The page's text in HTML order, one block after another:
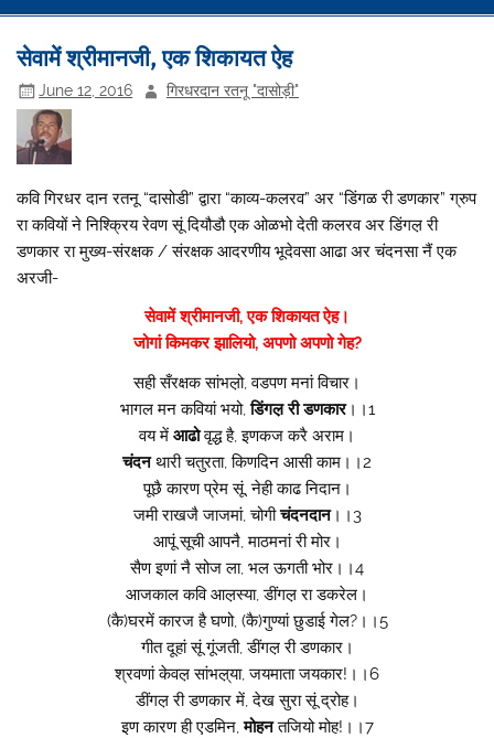
सेवामें श्रीमानजी, एक शिकायत ऐह
June 12, 2016 गिरधरदान रतनू "दासोड़ी"
कवि गिरधर दान रतनू “दासोडी” द्वारा “काव्य-कलरव” अर “डिंगळ री डणकार” ग्रुप
रा कवियों ने निश्क्रिय रेवण सूं दियौडौ एक ओळभो देती कलरव अर डिंगल़ री
डणकार रा मुख्य-संरक्षक / संरक्षक आदरणीय भूदेवसा आढा अर चंदनसा नैं एक
अरजी-
सेवामें श्रीमानजी, एक शिकायत ऐह।
जोगां किमकर झालियो, अपणो अपणो गेह?
सही सँरक्षक सांभल़ो, वडपण मनां विचार।
भागल मन कवियां भयो,डिंगल़ री डणकार।।1
वय में आढोवृद्ध है, इणकज करै अराम।
चंदनथारी चतुरता, किणदिन आसी काम।।2
पूछै कारण प्रेम सूं, नेही काढ निदान।
जमी राखजै जाजमां, चोगीचंदनदान।।3
आपूं सूची आपनै, माठमनां री मोर।
सैण इणां नै सोज ला, भल ऊगती भोर।।4
आजकाल कवि आल़स्या, डींगल़ रा डकरेल।
(कै)घरमें कारज है घणो, (कै)गुण्यां छुडाई गेल?।।5
गीत दूहां सूं गूंजती, डींगल़ री डणकार।
श्रवणां केवल़ सांभल़्या, जयमाता जयकार!।।6
डींगल़ री डणकार में, देख सुरा सूं द्रोह।
इण कारण ही एडमिन,मोहनतजियो मोह!।।7